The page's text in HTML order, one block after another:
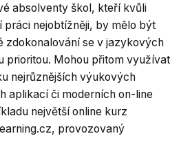
absolventy škol, kteří kvůli
práci nejobtížněji, by mělo být
zdokonalování se v jazykových
prioritou. Mohou přitom využívat
nejrůznějších výukových
aplikací či moderních on-line
největší online kurz
provozovaný